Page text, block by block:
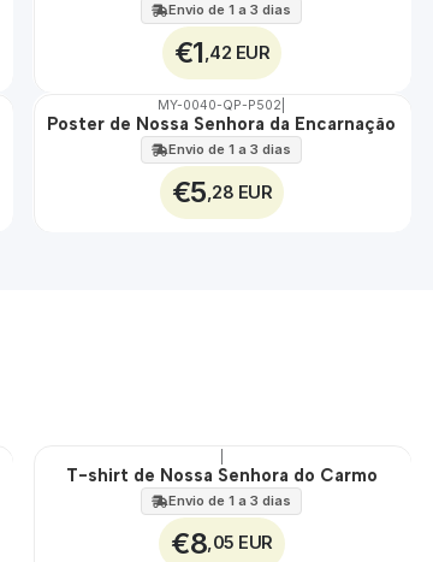
Envio de 1 a 3 dias
€1 ,42 EUR
🇵🇹
MY-0040-QP-P502
Poster de Nossa Senhora da Encarnação
Envio de 1 a 3 dias
€5 ,28 EUR
🇵🇹
T-shirt de Nossa Senhora do Carmo
Envio de 1 a 3 dias
€8 ,05 EUR